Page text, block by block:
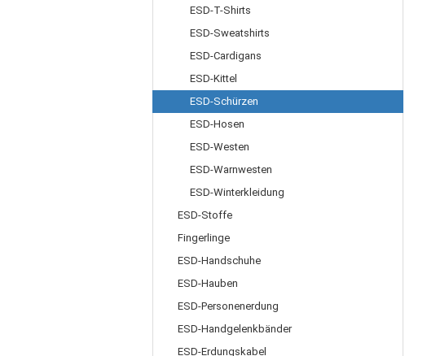
ESD-T-Shirts
ESD-Sweatshirts
ESD-Cardigans
ESD-Kittel
ESD-Schürzen
ESD-Hosen
ESD-Westen
ESD-Warnwesten
ESD-Winterkleidung
ESD-Stoffe
Fingerlinge
ESD-Handschuhe
ESD-Hauben
ESD-Personenerdung
ESD-Handgelenkbänder
ESD-Erdungskabel